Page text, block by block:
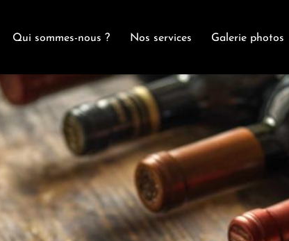
Qui sommes-nous ? Nos services Galerie photos